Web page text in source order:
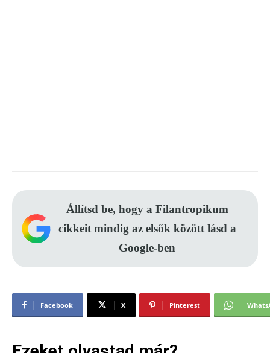
Állítsd be, hogy a Filantropikum
cikkeit mindig az elsők között lásd a
Google-ben
Facebook X Pinterest